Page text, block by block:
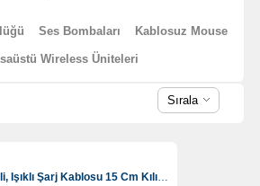
Ses Bombaları Kablosuz Mouse
Wireless Üniteleri
Sırala
Type-C Klipsli, Işıklı Şarj Kablosu 15 Cm Kılıfsız